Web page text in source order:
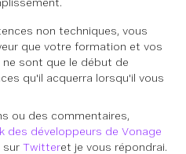
non techniques, vous
que votre formation et vos
sont que le début de
qu'il acquerra lorsqu'il vous
ou des commentaires,
des développeurs de Vonage
sur Twitteret je vous répondrai.